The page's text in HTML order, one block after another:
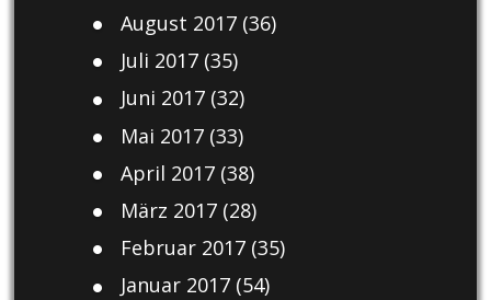
August 2017(36)
Juli 2017(35)
Juni 2017(32)
Mai 2017(33)
April 2017(38)
März 2017(28)
Februar 2017(35)
Januar 2017(54)